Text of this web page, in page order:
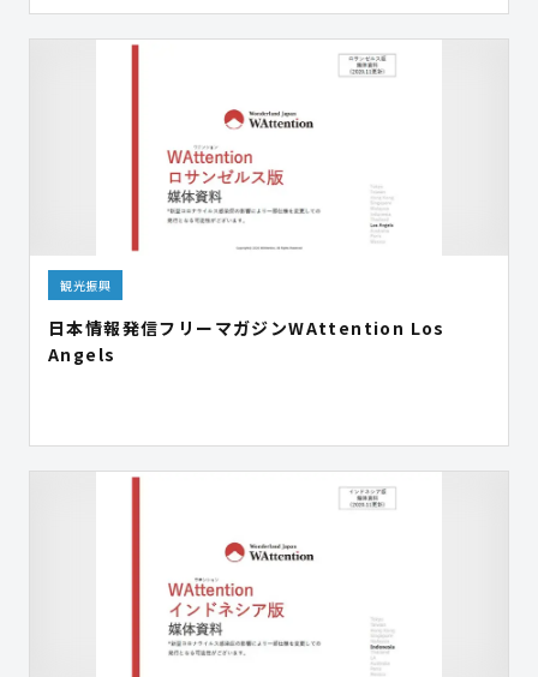
観光振興
日本情報発信フリーマガジンWAttention Los
Angels